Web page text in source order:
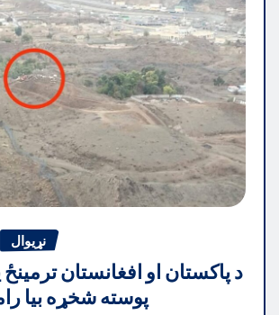
نړیوال
د پاکستان او افغانستان ترمینځ
پوسته شخړه بیا